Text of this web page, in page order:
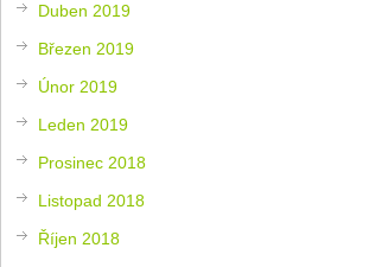
Duben 2019
Březen 2019
Únor 2019
Leden 2019
Prosinec 2018
Listopad 2018
Říjen 2018